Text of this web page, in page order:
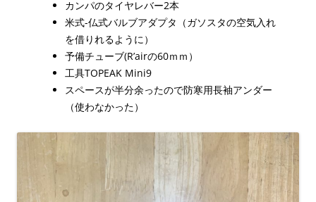
カンパのタイヤレバー2本
米式-仏式バルブアダプタ（ガソスタの空気入れ
を借りれるように）
予備チューブ(R’airの60ｍｍ）
工具TOPEAK Mini9
スペースが半分余ったので防寒用長袖アンダー
（使わなかった）